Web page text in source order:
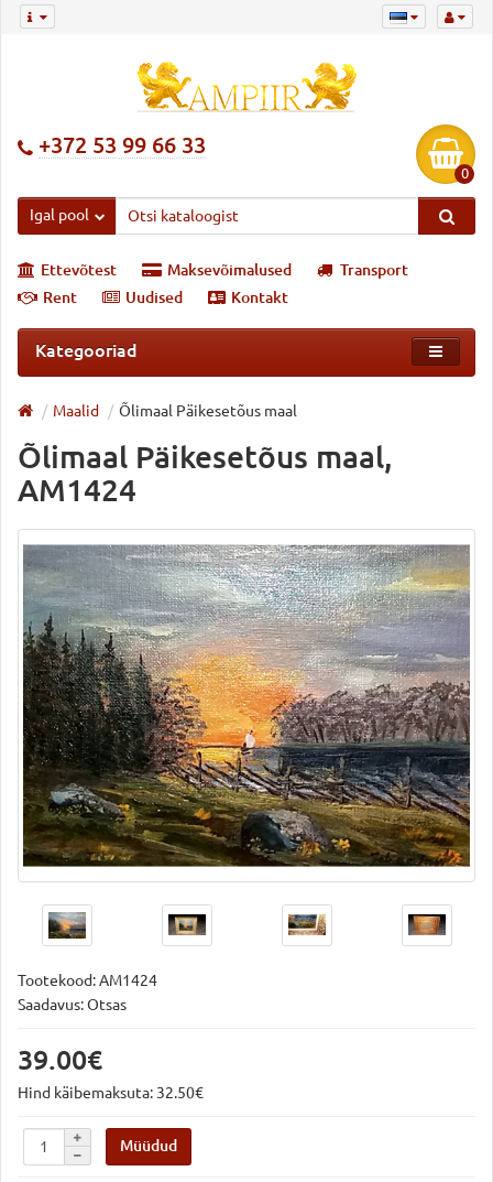
+372 53 99 66 33
0
Igal pool
Ettevõtest Maksevõimalused
Transport
Rent
Uudised Kontakt
Kategooriad
Maalid Õlimaal Päikesetõus maal
Õlimaal Päikesetõus maal,
AM1424
Tootekood:AM1424
Saadavus: Otsas
39.00€
Hind käibemaksuta: 32.50€
Müüdud